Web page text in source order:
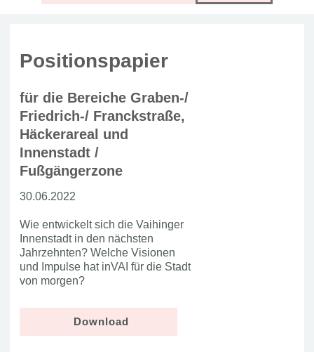
Positionspapier
für die Bereiche Graben-/
Friedrich-/ Franckstraße,
Häckerareal und
Innenstadt /
Fußgängerzone
30.06.2022
Wie entwickelt sich die Vaihinger
Innenstadt in den nächsten
Jahrzehnten? Welche Visionen
und Impulse hat inVAI für die Stadt
von morgen?
Download